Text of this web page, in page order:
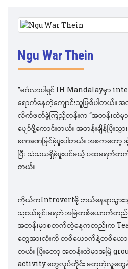
Ngu War Thein
”မင်္ဂလာပါရှင် IH Mandalayမှာ
ရောက်နေတဲ့ကျောင်းသူဖြစ်ပါတယ်။
လိုက်ဖတ်ခဲ့ကြည့်တုန်းက “အတန်းထဲမှ
ပျော်ဖို့ကောင်းတယ်။ အတန်းချိန်ပြီးသွ
ခဏခဏမြင်ခဲ့ဖူးပါတယ်။ အစကတော့
ပြီး သံသယရှိခဲ့ဖူးပင်မယ့် ပထမရက်တ
တယ်။
ကိုယ်ကIntrovertမို့ ဘယ်နေရာသွား
သူငယ်ချင်းမရဘဲ အမြဲတစ်ယောက်တည်
အတန်းမှာစတက်တဲ့နေ့ကတည်းက
တွေအားလုံးကို တစ်ယောက်နဲ့တစ်ယော
တယ်။ ပြီးတော့ အတန်းထဲမှာအမြဲ
activity တွေလုပ်တိုင်း မတူတဲ့လူတွေနဲ့